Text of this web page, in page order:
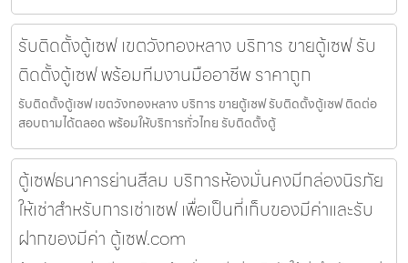
รับติดตั้งตู้เซฟ เขตวังทองหลาง บริการ ขายตู้เซฟ รับ
ติดตั้งตู้เซฟ พร้อมทีมงานมืออาชีพ ราคาถูก
รับติดตั้งตู้เซฟ เขตวังทองหลาง บริการ ขายตู้เซฟ รับติดตั้งตู้เซฟ ติดต่อ
สอบถามได้ตลอด พร้อมให้บริการทั่วไทย รับติดตั้งตู้
ตู้เซฟธนาคารย่านสีลม บริการห้องมั่นคงมีกล่องนิรภัย
ให้เช่าสำหรับการเช่าเซฟ เพื่อเป็นที่เก็บของมีค่าและรับ
ฝากของมีค่า ตู้เซฟ.com